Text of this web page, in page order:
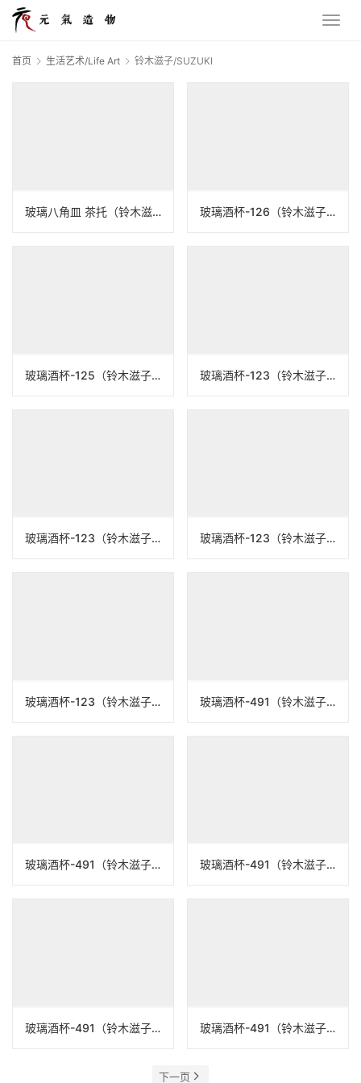
首页 生活艺术/Life Art 铃木滋子/SUZUKI
玻璃八角皿 茶托（铃木滋子）N25B128 玻璃酒杯-126（铃木滋子）N25B126
玻璃酒杯-125（铃木滋子）N25B125 玻璃酒杯-123（铃木滋子）N25B123
玻璃酒杯-123（铃木滋子）N25B123 玻璃酒杯-123（铃木滋子）N25B123
玻璃酒杯-123（铃木滋子）N25B123 玻璃酒杯-491（铃木滋子）N23B491
玻璃酒杯-491（铃木滋子）N23B491 玻璃酒杯-491（铃木滋子）N23B491
玻璃酒杯-491（铃木滋子）N23B491 玻璃酒杯-491（铃木滋子）N23B491
下一页